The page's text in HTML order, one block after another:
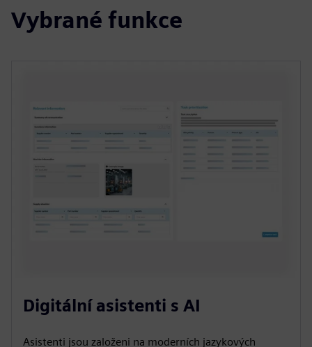
Vybrané funkce
Digitální asistenti s AI
Asistenti jsou založeni na moderních jazykových